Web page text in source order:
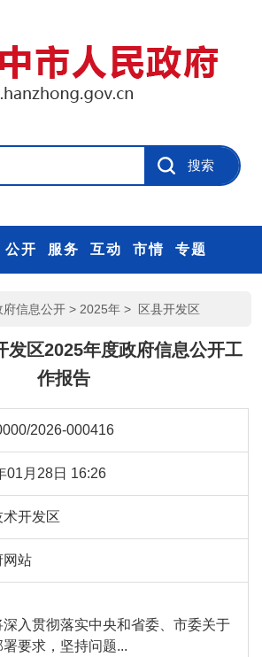
公开 服务 互动 市情 专题
府信息公开 > 2025年 > 区县开发区
发区2025年度政府信息公开工
作报告
2026-000416
01月28日 16:26
开发区
网站
入贯彻落实中央和省委、市委关于
要求，坚持问题...